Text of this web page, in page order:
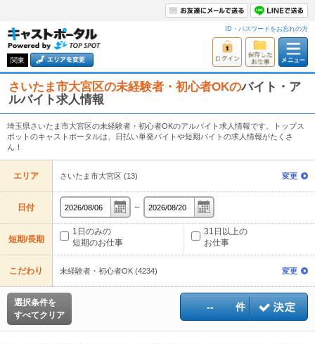
関東
ID・パスワードをお忘れの方
さいたま市大宮区の未経験者・初心者OKのバイト・ア
ルバイト求人情報
埼玉県さいたま市大宮区の未経験者・初心者OKのアルバイト求人情報です。トップス
ポットのキャストポータルは、日払い単発バイトや短期バイトの求人情報がたくさ
ん！
エリア さいたま市大宮区 (13) 変更
日付 ～
短期/長期
1日のみの
短期のお仕事
31日以上の
お仕事
こだわり 未経験者・初心者OK (4234) 変更
選択条件を
すべてクリア
-- 件